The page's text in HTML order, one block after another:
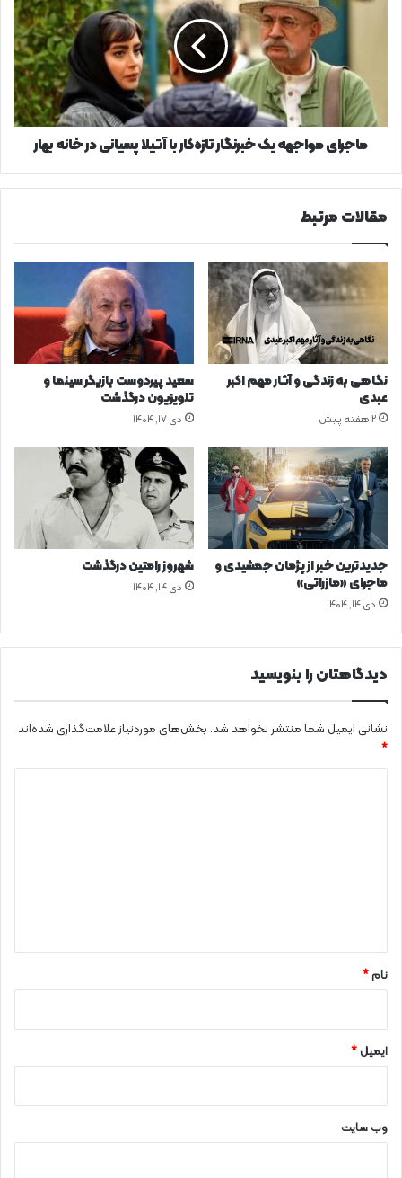
پسیانی
در
خانهماجرای مواجهه یک خبرنگار تازه‌کار با آتیلا پسیانی در خانه بهار
مقالات مرتبط
نگاهی به زندگی و آثار مهم اکبر
عبدی
2 هفته پیش
سعید پیردوست بازیگر سینما و
تلویزیون درگذشت
دی ۱۷, ۱۴۰۴
جدیدترین خبر از پژمان جمشیدی و
ماجرای «مازراتی»
دی ۱۴, ۱۴۰۴
شهروز رامتین درگذشت
دی ۱۴, ۱۴۰۴
دیدگاهتان را بنویسید
نشانی ایمیل شما منتشر نخواهد شد. بخش‌های موردنیاز علامت‌گذاری شده‌اند
*
نام*
ایمیل*
وب‌ سایت